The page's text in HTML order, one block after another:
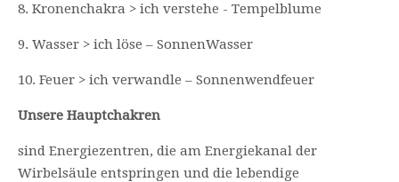
8. Kronenchakra > ich verstehe - Tempelblume
9. Wasser > ich löse – SonnenWasser
10. Feuer > ich verwandle – Sonnenwendfeuer
Unsere Hauptchakren
sind Energiezentren, die am Energiekanal der
Wirbelsäule entspringen und die lebendige